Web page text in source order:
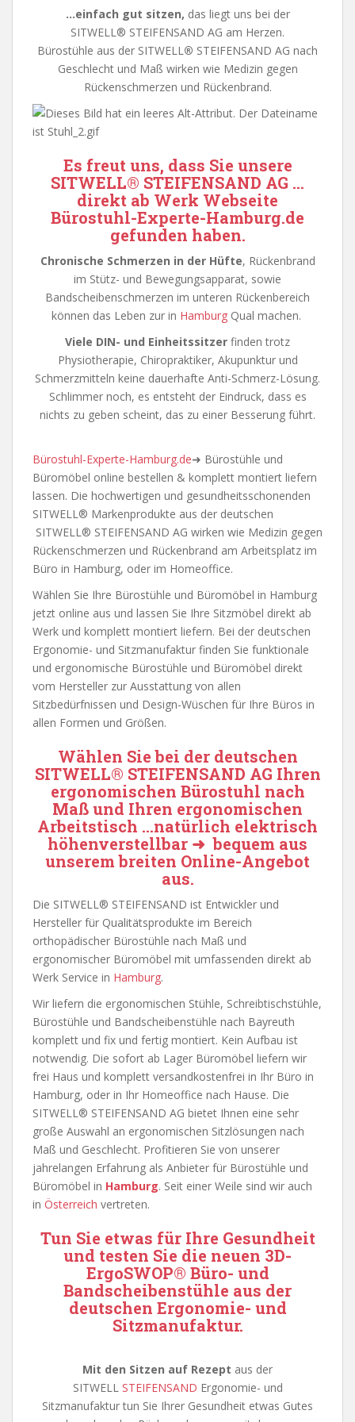
…einfach gut sitzen, das liegt uns bei der
SITWELL® STEIFENSAND AG am Herzen.
Bürostühle aus der SITWELL® STEIFENSAND AG nach
Geschlecht und Maß wirken wie Medizin gegen
Rückenschmerzen und Rückenbrand.
Es freut uns, dass Sie unsere
SITWELL® STEIFENSAND AG …
direkt ab Werk Webseite
Bürostuhl-Experte-Hamburg.de
gefunden haben.
Chronische Schmerzen in der Hüfte, Rückenbrand
im Stütz- und Bewegungsapparat, sowie
Bandscheibenschmerzen im unteren Rückenbereich
können das Leben zur in HamburgQual machen.
Viele DIN- und Einheitssitzer finden trotz
Physiotherapie, Chiropraktiker, Akupunktur und
Schmerzmitteln keine dauerhafte Anti-Schmerz-Lösung.
Schlimmer noch, es entsteht der Eindruck, dass es
nichts zu geben scheint, das zu einer Besserung führt.
Bürostuhl-Experte-Hamburg.de➜ Bürostühle und
Büromöbel online bestellen & komplett montiert liefern
lassen. Die hochwertigen und gesundheitsschonenden
SITWELL® Markenprodukte aus der deutschen
SITWELL® STEIFENSAND AG wirken wie Medizin gegen
Rückenschmerzen und Rückenbrand am Arbeitsplatz im
Büro in Hamburg, oder im Homeoffice.
Wählen Sie Ihre Bürostühle und Büromöbel in Hamburg
jetzt online aus und lassen Sie Ihre Sitzmöbel direkt ab
Werk und komplett montiert liefern. Bei der deutschen
Ergonomie- und Sitzmanufaktur finden Sie funktionale
und ergonomische Bürostühle und Büromöbel direkt
vom Hersteller zur Ausstattung von allen
Sitzbedürfnissen und Design-Wüschen für Ihre Büros in
allen Formen und Größen.
Wählen Sie bei der deutschen
SITWELL® STEIFENSAND AG Ihren
ergonomischen Bürostuhl nach
Maß und Ihren ergonomischen
Arbeitstisch …natürlich elektrisch
höhenverstellbar ➜ bequem aus
unserem breiten Online-Angebot
aus.
Die SITWELL® STEIFENSAND ist Entwickler und
Hersteller für Qualitätsprodukte im Bereich
orthopädischer Bürostühle nach Maß und
ergonomischer Büromöbel mit umfassenden direkt ab
Werk Service in Hamburg.
Wir liefern die ergonomischen Stühle, Schreibtischstühle,
Bürostühle und Bandscheibenstühle nach Bayreuth
komplett und fix und fertig montiert. Kein Aufbau ist
notwendig. Die sofort ab Lager Büromöbel liefern wir
frei Haus und komplett versandkostenfrei in Ihr Büro in
Hamburg, oder in Ihr Homeoffice nach Hause. Die
SITWELL® STEIFENSAND AG bietet Ihnen eine sehr
große Auswahl an ergonomischen Sitzlösungen nach
Maß und Geschlecht. Profitieren Sie von unserer
jahrelangen Erfahrung als Anbieter für Bürostühle und
Büromöbel in Hamburg. Seit einer Weile sind wir auch
in Österreich vertreten.
Tun Sie etwas für Ihre Gesundheit
und testen Sie die neuen 3D-
ErgoSWOP® Büro- und
Bandscheibenstühle aus der
deutschen Ergonomie- und
Sitzmanufaktur.
Mit den Sitzen auf Rezept aus der
SITWELL STEIFENSAND Ergonomie- und
Sitzmanufaktur tun Sie Ihrer Gesundheit etwas Gutes